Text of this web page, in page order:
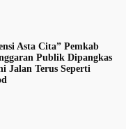
Asta Cita” Pemkab
Publik Dipangkas
Jalan Terus Seperti